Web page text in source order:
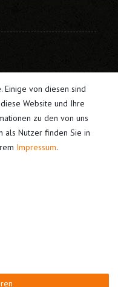
Einige von diesen sind
Website und Ihre
zu den von uns
als Nutzer finden Sie in
Impressum.